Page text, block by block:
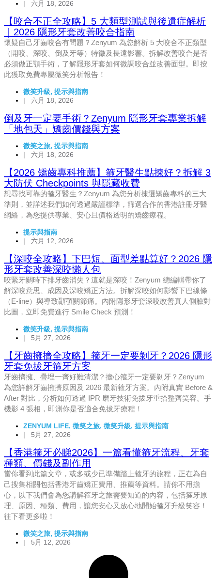
| 六月 18, 2026
【咬合不正全攻略】5 大類型測試與後遺症解析
｜2026 隱形牙套改善咬合指南
懷疑自己牙齒咬合有問題？Zenyum 為您解析 5 大咬合不正類型
（開咬、深咬、倒及牙等）特徵及長遠影響。拆解改善咬合是否
必須做正顎手術，了解隱形牙套如何微調咬合並改善面型。即按
此獲取免費專屬微笑分析報告！
微笑升級, 提示與指南
|
六月 18, 2026
倒及牙一定要手術？Zenyum 隱形牙套專業拆解
「地包天」矯齒價錢與方案
微笑之旅, 提示與指南
|
六月 18, 2026
【2026 矯齒專科推薦】箍牙醫生點揀好？拆解 3
大防伏 Checkpoints 與隱藏收費
想尋找可靠的箍牙醫生？Zenyum 為您分析揀選矯齒專科的三大
準則，並詳述我們如何透過嚴謹標準，篩選合作的香港註冊牙醫
網絡，為您提供專業、安心且價格透明的矯齒療程。
提示與指南
|
六月 12, 2026
【深咬全攻略】下巴短、面型差點算好？2026 隱
形牙套改善深咬懶人包
咬緊牙關時下排牙齒消失？這就是深咬！Zenyum 總編輯帶你了
解深咬意思、成因及深咬矯正方法。拆解深咬如何影響下巴線條
（E-line）與導致顳顎關節痛。內附隱形牙套深咬改善真人側臉對
比圖，立即免費進行 Smile Check 預測！
微笑升級, 提示與指南
|
5月 27, 2026
【牙齒擁擠全攻略】箍牙一定要剝牙？2026 隱形
牙套免拔牙箍牙方案
牙齒擠擁、疊埋一齊好難清潔？擔心箍牙一定要剝牙？Zenyum
為您詳解牙齒擁擠原因及 2026 最新箍牙方案。內附真實 Before &
After 對比，分析如何透過 IPR 磨牙技術免拔牙重拾整齊笑容。手
機影 4 張相，即測你是否適合免拔牙療程！
ZENYUM LIFE, 微笑之旅, 微笑升級, 提示與指南
|
5月 27, 2026
【香港箍牙必睇2026】一篇看懂箍牙流程、牙套
種類、價錢及副作用
當你看到此篇文章，或多或少已準備踏上箍牙的旅程，正在為自
己搜集相關包括香港牙齒矯正費用、推薦等資料。請你不用擔
心，以下我們會為您講解箍牙之旅需要知道的內容，包括箍牙原
理、原因、種類、費用，讓您安心又放心地開始箍牙升級笑容！
往下看更多啦！
微笑之旅, 提示與指南
|
5月 12, 2026